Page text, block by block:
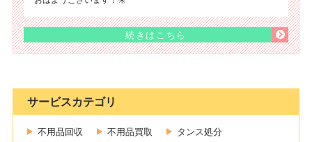
続きはこちら
サービスカテゴリ
不用品回収 不用品買取
タンス処分